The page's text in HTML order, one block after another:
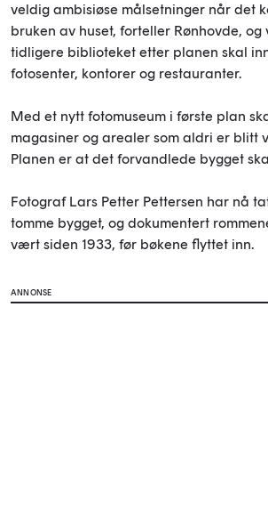
veldig ambisiøse målsetninger når det
bruken av huset, forteller Rønhovde,
tidligere biblioteket etter planen skal
fotosenter, kontorer og restauranter.
Med et nytt fotomuseum i første plan
magasiner og arealer som aldri er blitt
Planen er at det forvandlede bygget
Fotograf Lars Petter Pettersen har nå
tomme bygget, og dokumentert
vært siden 1933, før bøkene flyttet inn.
ANNONSE